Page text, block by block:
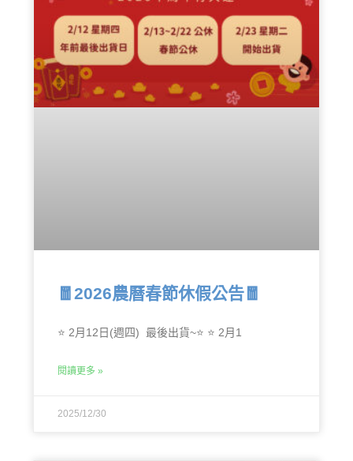
🧧2026農曆春節休假公告🧧
⭐ 2月12日(週四) 最後出貨~⭐ ⭐ 2月1
閱讀更多 »
2025/12/30